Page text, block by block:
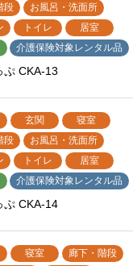
段
お風呂・洗面所
トイレ
居室
介護保険対象レンタル品
ぷ CKA-13
玄関
寝室
段
お風呂・洗面所
トイレ
居室
介護保険対象レンタル品
ぷ CKA-14
寝室
廊下・階段